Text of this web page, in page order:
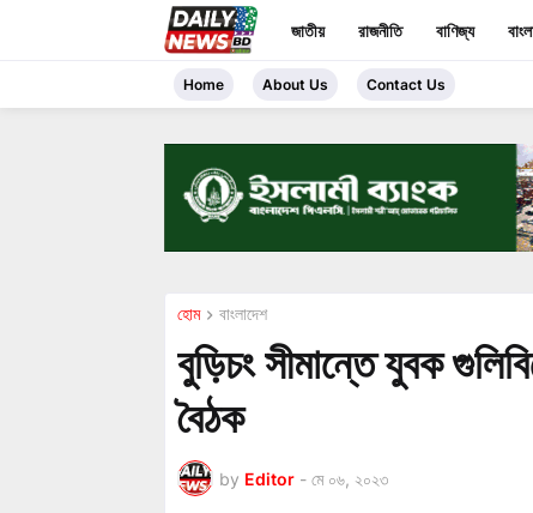
জাতীয় রাজনীতি বাণিজ্য
Home About Us Contact Us
হোম বাংলাদেশ
বুড়িচং সীমান্তে যুবক
বৈঠক
by Editor - মে ০৬, ২০২৩